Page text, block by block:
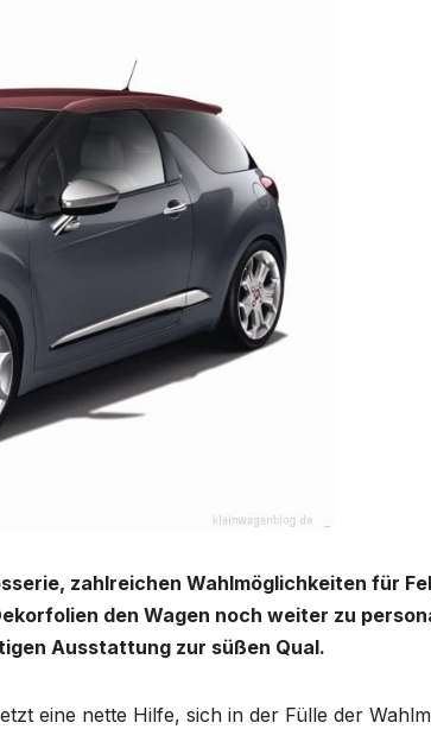
zahlreichen Wahlmöglichkeiten für
den Wagen noch weiter zu
Ausstattung zur süßen Qual.
eine nette Hilfe, sich in der Fülle der